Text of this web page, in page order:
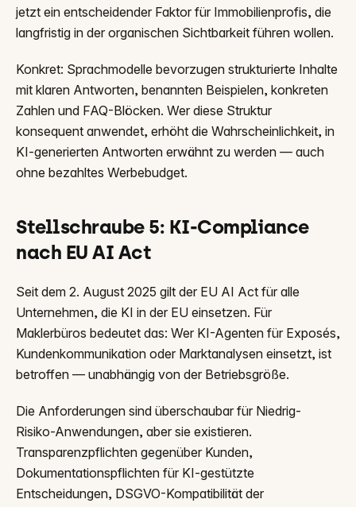
jetzt ein entscheidender Faktor für Immobilienprofis, die
langfristig in der organischen Sichtbarkeit führen wollen.
Konkret: Sprachmodelle bevorzugen strukturierte Inhalte
mit klaren Antworten, benannten Beispielen, konkreten
Zahlen und FAQ-Blöcken. Wer diese Struktur
konsequent anwendet, erhöht die Wahrscheinlichkeit, in
KI-generierten Antworten erwähnt zu werden — auch
ohne bezahltes Werbebudget.
Stellschraube 5: KI-Compliance
nach EU AI Act
Seit dem 2. August 2025 gilt der EU AI Act für alle
Unternehmen, die KI in der EU einsetzen. Für
Maklerbüros bedeutet das: Wer KI-Agenten für Exposés,
Kundenkommunikation oder Marktanalysen einsetzt, ist
betroffen — unabhängig von der Betriebsgröße.
Die Anforderungen sind überschaubar für Niedrig-
Risiko-Anwendungen, aber sie existieren.
Transparenzpflichten gegenüber Kunden,
Dokumentationspflichten für KI-gestützte
Entscheidungen, DSGVO-Kompatibilität der